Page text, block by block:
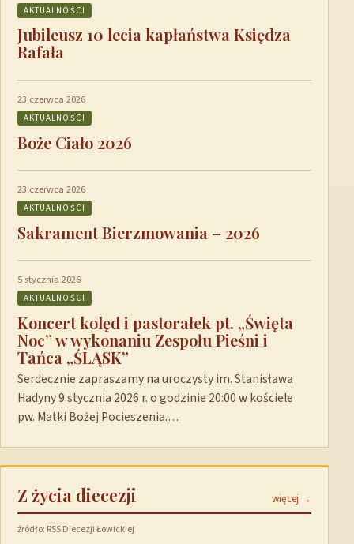
AKTUALNOŚCI
Jubileusz 10 lecia kapłaństwa Księdza
Rafała
23 czerwca 2026
AKTUALNOŚCI
Boże Ciało 2026
23 czerwca 2026
AKTUALNOŚCI
Sakrament Bierzmowania – 2026
5 stycznia 2026
AKTUALNOŚCI
Koncert kolęd i pastorałek pt. „Święta
Noc” w wykonaniu Zespołu Pieśni i
Tańca „ŚLĄSK”
Serdecznie zapraszamy na uroczysty im. Stanisława
Hadyny 9 stycznia 2026 r. o godzinie 20:00 w kościele
pw. Matki Bożej Pocieszenia.…
Z życia diecezji więcej →
źródło: RSS Diecezji Łowickiej